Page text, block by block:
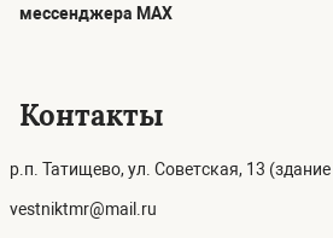
мессенджера MAX
Контакты
р.п. Татищево, ул. Советская, 13
vestniktmr@mail.ru